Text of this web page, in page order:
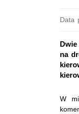
Data
na
W